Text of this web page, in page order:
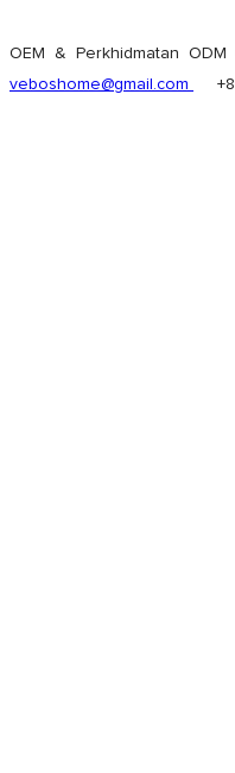
OEM & Perkhidmatan
veboshome@gmail.com